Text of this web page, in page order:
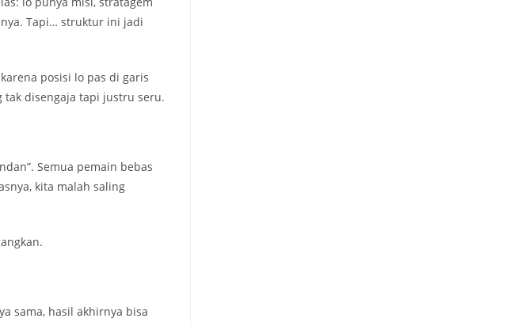
Tapi… struktur ini jadi
posisi lo pas di garis
disengaja tapi justru seru.
Semua pemain bebas
kita malah saling
sama, hasil akhirnya bisa